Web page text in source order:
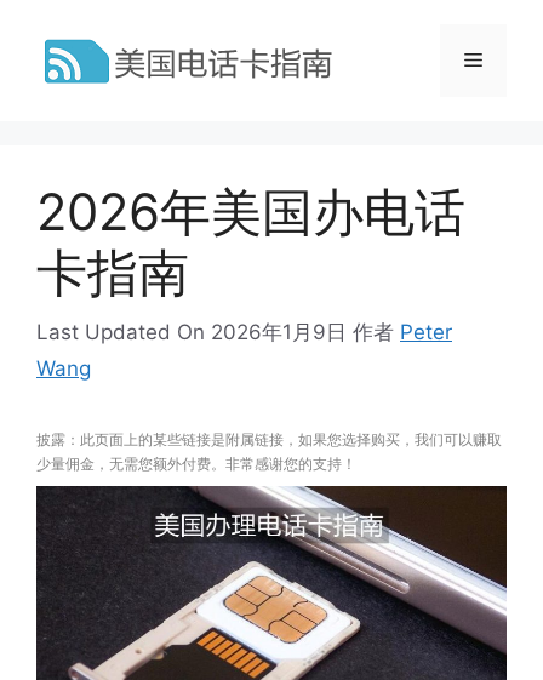
菜
2026年美国办电话
卡指南
Last Updated On 2026年1月9日 作者 Peter
Wang
披露：此页面上的某些链接是附属链接，如果您选择购买，我们可以赚取
少量佣金，无需您额外付费。非常感谢您的支持！